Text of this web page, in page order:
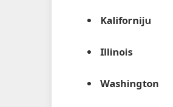
Kaliforniju
Illinois
Washington